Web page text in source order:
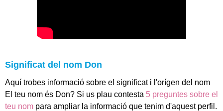
Significat del nom Don
Aquí trobes informació sobre el significat i l'orígen del nom
El teu nom és Don? Si us plau contesta 5 preguntes sobre el
teu nom para ampliar la informació que tenim d'aquest perfil.